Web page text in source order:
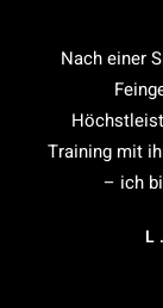
Nach einer
Training mit
– ich